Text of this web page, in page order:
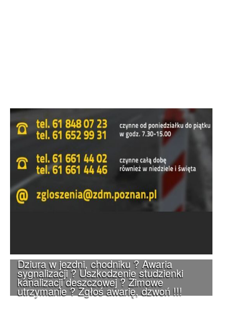
Dziura w jezdni, chodniku ? Awaria
sygnalizacji ? Uszkodzenie studzienki
kanalizacji deszczowej ? Zimowe
utrzymanie ? Zgłoś awarię, dzwoń !!!